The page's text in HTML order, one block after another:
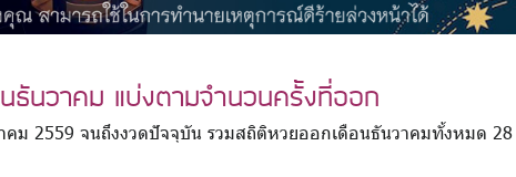
นวาคม แบ่งตามจำนวนครั้งที่ออก
ม 2559 จนถึงงวดปัจจุบัน รวมสถิติหวยออกเดือนธันวาคมทั้งหมด 28